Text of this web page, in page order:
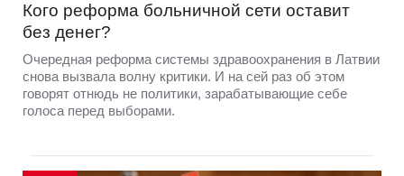
Кого реформа больничной сети оставит
без денег?
Очередная реформа системы здравоохранения в Латвии
снова вызвала волну критики. И на сей раз об этом
говорят отнюдь не политики, зарабатывающие себе
голоса перед выборами.